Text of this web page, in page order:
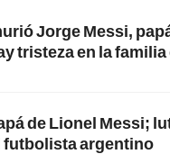
Jorge Messi,
tristeza en la
de Lionel Messi;
futbolista argentino